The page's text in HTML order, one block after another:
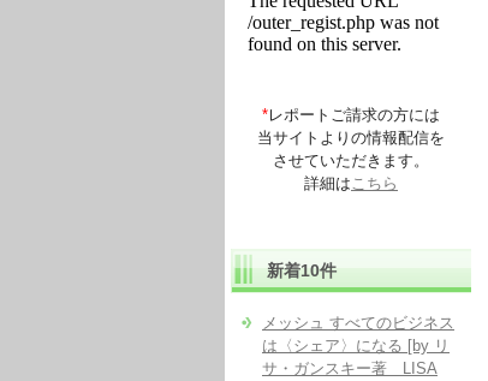
*レポートご請求の方には
当サイトよりの情報配信を
させていただきます。
詳細はこちら
新着10件
メッシュ すべてのビジネス
は〈シェア〉になる [by リ
サ・ガンスキー著 LISA